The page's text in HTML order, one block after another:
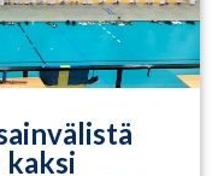
kaksi